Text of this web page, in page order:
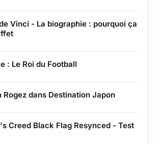
Vinci - La biographie : pourquoi ça
: Le Roi du Football
Rogez dans Destination Japon
Creed Black Flag Resynced - Test